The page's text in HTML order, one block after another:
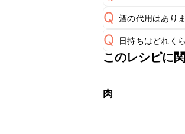
A
Q 酒の代用はあり
A
Q 日持ちはどれく
こちらのレシピ
このレシピに
肉